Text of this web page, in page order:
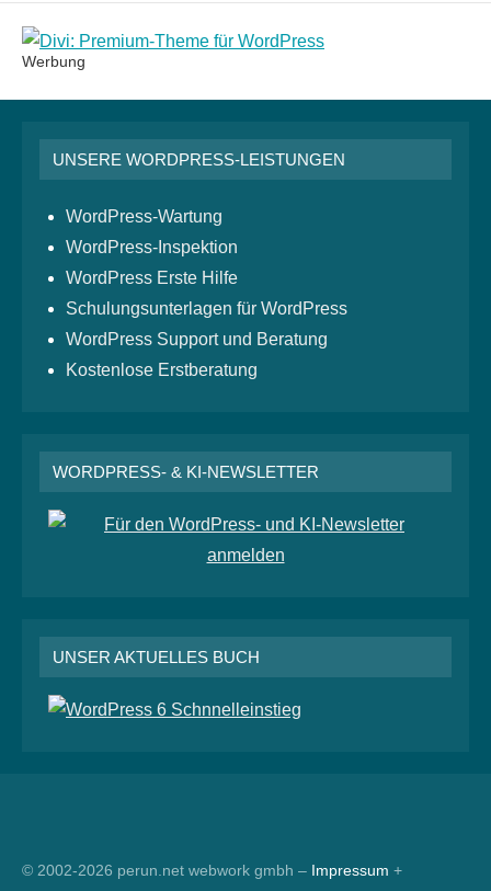
Werbung
UNSERE WORDPRESS-LEISTUNGEN
WordPress-Wartung
WordPress-Inspektion
WordPress Erste Hilfe
Schulungsunterlagen für WordPress
WordPress Support und Beratung
Kostenlose Erstberatung
WORDPRESS- & KI-NEWSLETTER
UNSER AKTUELLES BUCH
© 2002-2026 perun.net webwork gmbh – Impressum +